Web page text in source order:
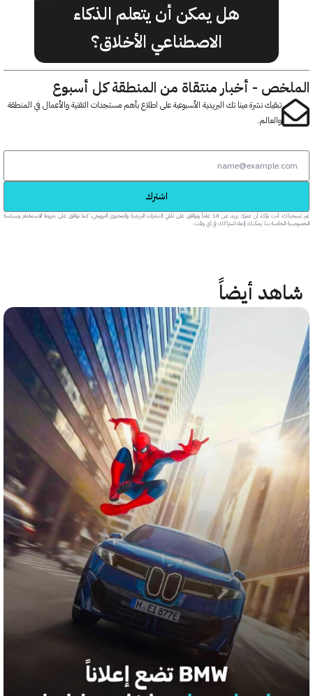
هل يمكن أن يتعلم الذكاء
الاصطناعي الأخلاق؟
- أخبار منتقاة من المنطقة كل أسبوع
تبقيك نشرة مينا تك البريدية الأسبوعية على اطلاع بأهم مستجدات التقنية والأعمال في المنطقة
والعالم.
عبر تسجيلك، أنت تؤكد أن عمرك يزيد عن 18 عاماً وتوافق على تلقي النشرات البريدية والمحتوى الترويجي، كما توافق على شروط الاستخدام وسياسة
بنا. يمكنك إلغاء اشتراكك في أي وقت.
أيضاً